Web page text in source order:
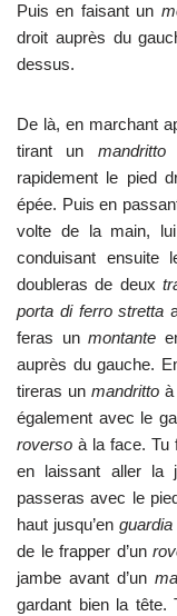
Puis en faisant un
droit auprès du
dessus.
De là, en marchant
tirant un mandritto
rapidement le pied
épée. Puis en
volte de la main,
conduisant ensuite
doubleras de deux
porta di ferro stretta
feras unmontante
auprès du gauche.
tireras un mandritto
également avec le
roverso à la face. Tu
en laissant aller la
passeras avec le
haut jusqu’en
de le frapper d’un
jambe avant d’un
gardant bien la tête.